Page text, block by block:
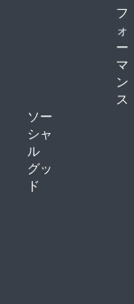
フ
ォ
ー
マ
ン
ス
ソー
シャ
ル
グッ
ド